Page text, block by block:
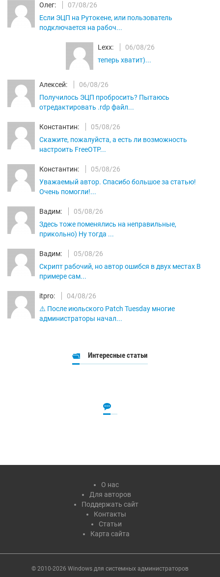
Олег:
07/08/26
Если ЭЦП на Рутокене, или пользователь
подключается на рабоч...
Lexx:
06/08/26
теперь хватит)...
Алексей:
06/08/26
Получилось ЭЦП пробросить? Пытаюсь
отредактировать .rdp файл...
Константин:
05/08/26
Скажите, пожалуйста, а есть ли возможность
настроить FreeOTP...
Константин:
05/08/26
Уважаемый автор. Спасибо большое за статью!
Очень помогли!...
Вадим:
05/08/26
Здесь тоже поменялись на неправильные,
прикольно) Ну тогда ...
Вадим:
05/08/26
Скрипт рабочий, но автор ошибся в двух местах В
примере сам...
itpro:
04/08/26
⚠️ После июльского Patch Tuesday многие
администраторы начал...
Интересные статьи
О нас
Для авторов
Поддержать сайт
Контакты
Статьи
Карта сайта
© 2010-2026 Windows для системных администраторов